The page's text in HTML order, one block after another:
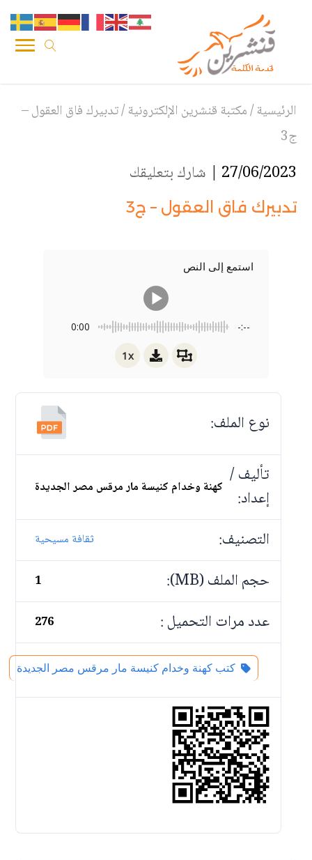
الرئيسية/مكتبة قنشرين الإلكترونية/تدبيرك فاق العقول –
ج3
27/06/2023 | شارك بتعليقك
تدبيرك فاق العقول – ج3
استمع إلى النص
0:00 -:--
1x
نوع الملف:
تأليف /
إعداد:
كهنة وخدام كنيسة مار مرقس مصر الجديدة
التصنيف: ثقافة مسيحية
حجم الملف (MB): 1
عدد مرات التحميل : 276
كتب كهنة وخدام كنيسة مار مرقس مصر الجديدة